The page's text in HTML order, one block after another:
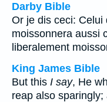
Darby Bible
Or je dis ceci: Celui
moissonnera aussi
liberalement
King James Bible
But this I say, He
reap also